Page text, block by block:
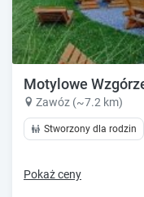
Motylowe
Zawóz (~7.2 km)
Stworzony dla rodzin
Pokaż ceny